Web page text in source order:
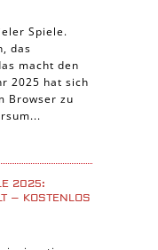
Spiele.
das
macht den
2025 hat sich
Browser zu
2025:
– KOSTENLOS